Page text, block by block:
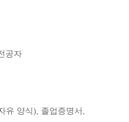
공자
유 양식), 졸업증명서,